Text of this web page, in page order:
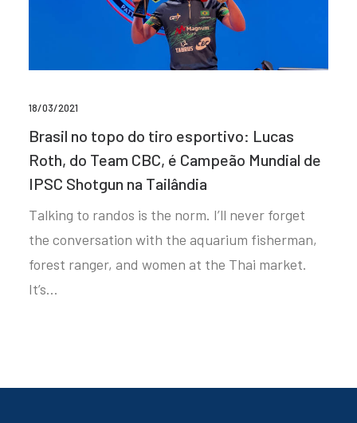
18/03/2021
Brasil no topo do tiro esportivo: Lucas
Roth, do Team CBC, é Campeão Mundial de
IPSC Shotgun na Tailândia
Talking to randos is the norm. I’ll never forget
the conversation with the aquarium fisherman,
forest ranger, and women at the Thai market.
It’s…